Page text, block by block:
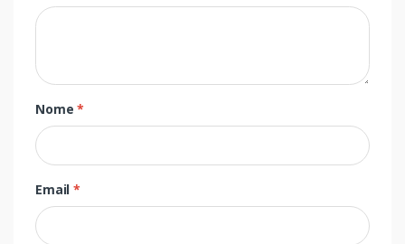
Nome*
Email*